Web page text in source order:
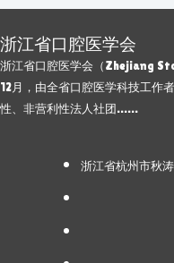
浙江省口腔医学会
浙江省口腔医学会（Zhejiang
12月，由全省口腔医学科技工作
性、非营利性法人社团……
浙江省杭州市秋